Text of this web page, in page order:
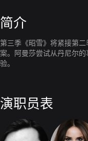
简介
第三季《昭雪》将紧接第
案。阿曼莎尝试从丹尼尔
验。
演职员表